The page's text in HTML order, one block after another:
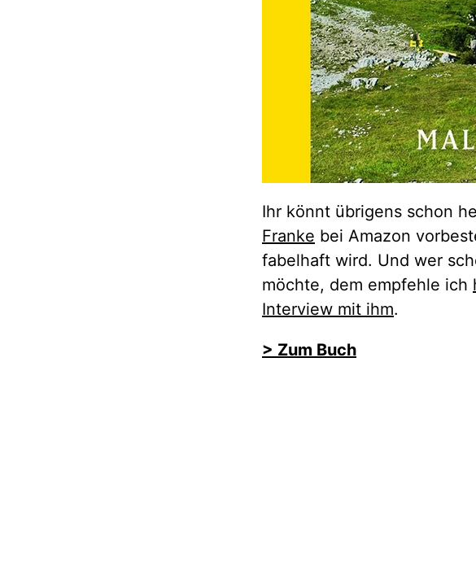
Ihr könnt übrigens schon
Franke bei Amazon
fabelhaft wird. Und wer
möchte, dem empfehle ich
Interview mit ihm.
> Zum Buch